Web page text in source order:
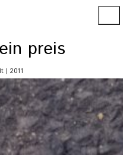
preis
| 2011